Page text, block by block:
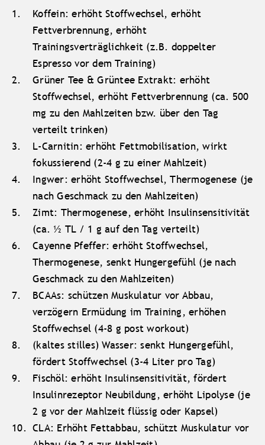
Koffein: erhöht Stoffwechsel, erhöht
Fettverbrennung, erhöht
Trainingsverträglichkeit (z.B. doppelter
Espresso vor dem Training)
Grüner Tee & Grüntee Extrakt: erhöht
Stoffwechsel, erhöht Fettverbrennung (ca. 500
mg zu den Mahlzeiten bzw. über den Tag
verteilt trinken)
L-Carnitin: erhöht Fettmobilisation, wirkt
fokussierend (2-4 g zu einer Mahlzeit)
Ingwer: erhöht Stoffwechsel, Thermogenese (je
nach Geschmack zu den Mahlzeiten)
Zimt: Thermogenese, erhöht Insulinsensitivität
(ca. ½ TL / 1 g auf den Tag verteilt)
Cayenne Pfeffer: erhöht Stoffwechsel,
Thermogenese, senkt Hungergefühl (je nach
Geschmack zu den Mahlzeiten)
BCAAs: schützen Muskulatur vor Abbau,
verzögern Ermüdung im Training, erhöhen
Stoffwechsel (4-8 g post workout)
(kaltes stilles) Wasser: senkt Hungergefühl,
fördert Stoffwechsel (3-4 Liter pro Tag)
Fischöl: erhöht Insulinsensitivität, fördert
Insulinrezeptor Neubildung, erhöht Lipolyse (je
2 g vor der Mahlzeit flüssig oder Kapsel)
CLA: Erhöht Fettabbau, schützt Muskulatur vor